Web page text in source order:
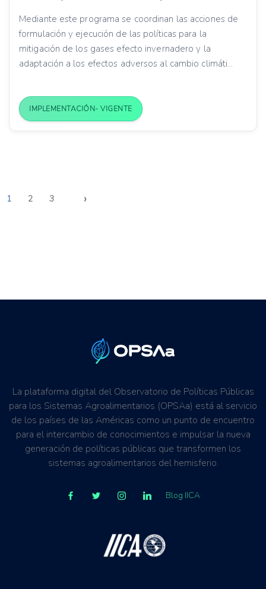
Mediante este programa se coordinan las acciones de
formulación y ejecución de las políticas para la
mitigación de los gases efecto invernadero y la
adaptación a los efectos adversos al cambio climáti...
IMPLEMENTACIÓN- VIGENTE
1 2 3 ›
La plataforma digital del Observatorio de Políticas Públicas
para los Sistemas Agroalimentarios (OPSAa) está al servicio
de los países de las Américas como un punto de encuentro
para el intercambio de conocimientos e impulsar la nueva
generación de políticas públicas que transformen los
sistemas agroalimentarios del hemisferio.
Blog IICA